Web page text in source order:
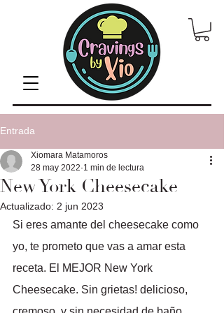
Entrada
New York Cheesecake
Xiomara Matamoros
28 may 2022 1 min de lectura
Actualizado: 2 jun 2023
Si eres amante del cheesecake como
yo, te prometo que vas a amar esta
receta. El MEJOR New York
Cheesecake. Sin grietas! delicioso,